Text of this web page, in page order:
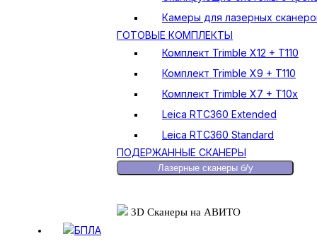
Камеры для лазерных
ГОТОВЫЕ КОМПЛЕКТЫ
Комплект Trimble X12 + T110
Комплект Trimble X9 + T110
Комплект Trimble X7 + T10x
Leica RTC360 Extended
Leica RTC360 Standard
ПОДЕРЖАННЫЕ СКАНЕРЫ
Лазерные сканеры б/у
3D Сканеры на АВИТО
БПЛА